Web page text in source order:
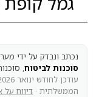
נכתב ונבדק על ידי
סוכנות לביטוח,
הממשלתית · דיווח על